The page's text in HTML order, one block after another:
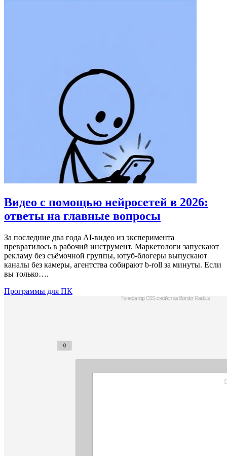
Видео с помощью нейросетей в 2026:
ответы на главные вопросы
За последние два года AI-видео из эксперимента
превратилось в рабочий инструмент. Маркетологи запускают
рекламу без съёмочной группы, ютуб-блогеры выпускают
каналы без камеры, агентства собирают b-roll за минуты. Если
вы только….
Программы для ПК